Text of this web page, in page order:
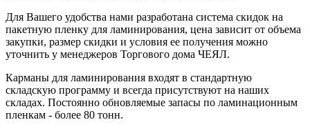
Для Вашего удобства нами разработана система скидок на
пакетную пленку для ламинирования, цена зависит от объема
закупки, размер скидки и условия ее получения можно
уточнить у менеджеров Торгового дома ЧЕЯЛ.
Карманы для ламинирования входят в стандартную
складскую программу и всегда присутствуют на наших
складах. Постоянно обновляемые запасы по ламинационным
пленкам - более 80 тонн.